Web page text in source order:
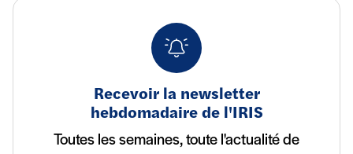
Recevoir la newsletter
hebdomadaire de l'IRIS
Toutes les semaines, toute l'actualité de